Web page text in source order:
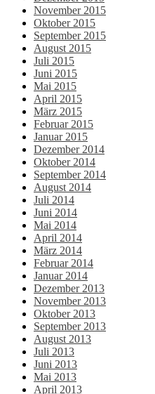
November 2015
Oktober 2015
September 2015
August 2015
Juli 2015
Juni 2015
Mai 2015
April 2015
März 2015
Februar 2015
Januar 2015
Dezember 2014
Oktober 2014
September 2014
August 2014
Juli 2014
Juni 2014
Mai 2014
April 2014
März 2014
Februar 2014
Januar 2014
Dezember 2013
November 2013
Oktober 2013
September 2013
August 2013
Juli 2013
Juni 2013
Mai 2013
April 2013